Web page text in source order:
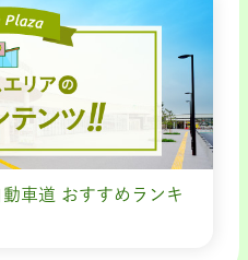
車道 おすすめランキ